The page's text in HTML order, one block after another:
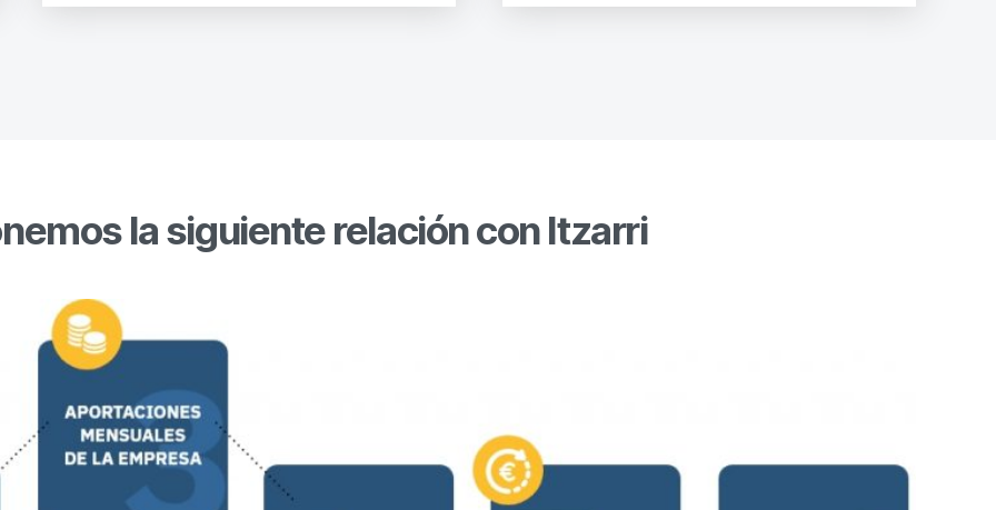
la siguiente relación con Itzarri